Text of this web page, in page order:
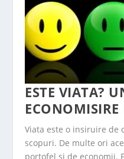
ESTE VIATA?
Viata este o insiruire de
scopuri. De multe ori
portofel si de economii.